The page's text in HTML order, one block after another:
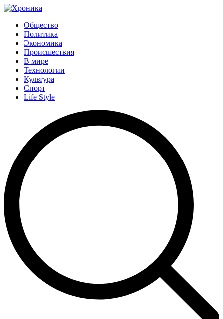
Общество
Политика
Экономика
Происшествия
В мире
Технологии
Культура
Спорт
Life Style